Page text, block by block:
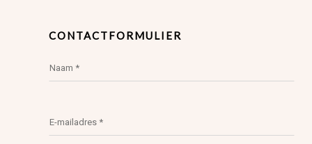
CONTACTFORMULIER